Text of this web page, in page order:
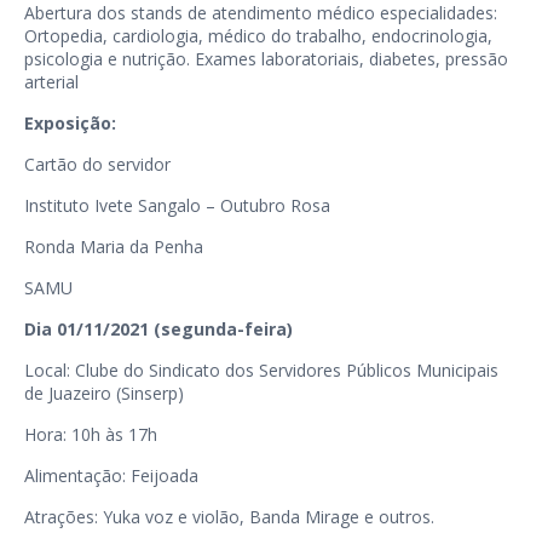
Abertura dos stands de atendimento médico especialidades:
Ortopedia, cardiologia, médico do trabalho, endocrinologia,
psicologia e nutrição. Exames laboratoriais, diabetes, pressão
arterial
Exposição:
Cartão do servidor
Instituto Ivete Sangalo – Outubro Rosa
Ronda Maria da Penha
SAMU
Dia 01/11/2021 (segunda-feira)
Local: Clube do Sindicato dos Servidores Públicos Municipais
de Juazeiro (Sinserp)
Hora: 10h às 17h
Alimentação: Feijoada
Atrações: Yuka voz e violão, Banda Mirage e outros.